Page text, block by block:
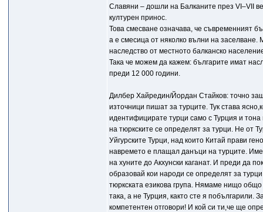
Славяни – дошли на Балканите през VI–VII
културен принос.
Това смесване означава, че съвременният
а е смесица от няколко вълни на
наследство от местното балканско
Така че можем да кажем: българите имат
преди 12 000 години.
Дилбер Хайредин/Йордан Стайков: точно
източници пишат за турците. Тук става
идентифицирате турци само с Турция и
на тюркските се определят за турци. Не от
Уйгурските Турци, над които Китай прави
навремето е плащал данъци на турците.
на хуните до Акхунски каганат. И преди да
образовай кои народи се определят за
тюркската езикова група. Нямаме нищо
така, а не Турция, както сте я
компетентен отговори! И кой си ти,че ще